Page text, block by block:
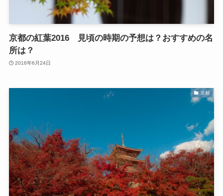
京都の紅葉2016 見頃の時期の予想は？おすすめの名
所は？
2016年6月24日
京都